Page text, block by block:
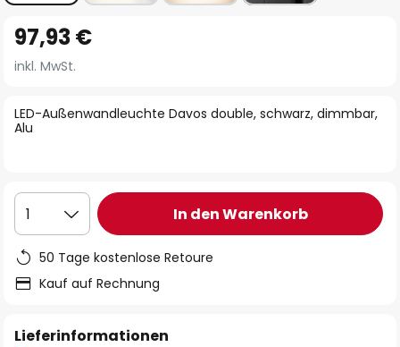
Anfang
der
springen
LED-Außenwandleuchte Davos double, schwarz, dimmbar,
Alu
97,93 €
inkl. MwSt.
1 In den Warenkorb
50 Tage kostenlose Retoure
Kauf auf Rechnung
Lieferinformationen